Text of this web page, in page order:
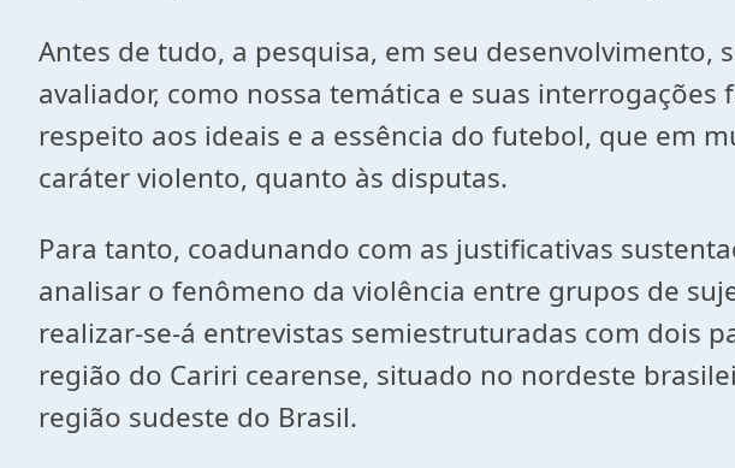
Antes de tudo, a pesquisa, em seu
avaliador, como nossa temática e suas
respeito aos ideais e a essência do futebol, que em
caráter violento, quanto às disputas.
Para tanto, coadunando com as justificativas
analisar o fenômeno da violência entre grupos de
realizar-se-á entrevistas semiestruturadas com dois
região do Cariri cearense, situado no nordeste
região sudeste do Brasil.